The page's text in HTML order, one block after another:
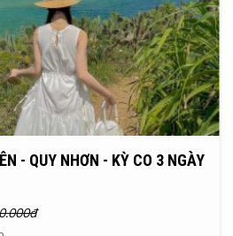
- QUY NHƠN - KỲ CO 3 NGÀY